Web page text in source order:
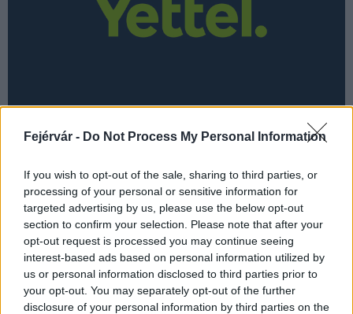
Fejérvár - Do Not Process My Personal Information
If you wish to opt-out of the sale, sharing to third parties, or
processing of your personal or sensitive information for
targeted advertising by us, please use the below opt-out
section to confirm your selection. Please note that after your
opt-out request is processed you may continue seeing
interest-based ads based on personal information utilized by
us or personal information disclosed to third parties prior to
your opt-out. You may separately opt-out of the further
disclosure of your personal information by third parties on the
A Telenor Magyarország Zrt 2022. március 1-től Yettel
névváltás egy széleskörű folyamat része, amely a PPF Telecom
Csoport három Telenor néven működő telekommunikációs
vállalatát érinti, Magyarországon, Szerbiában és Bulgáriában.
Autós e-segélyhívás: október 1-től egységes
szabályozás lépett életbe
2017.10.03